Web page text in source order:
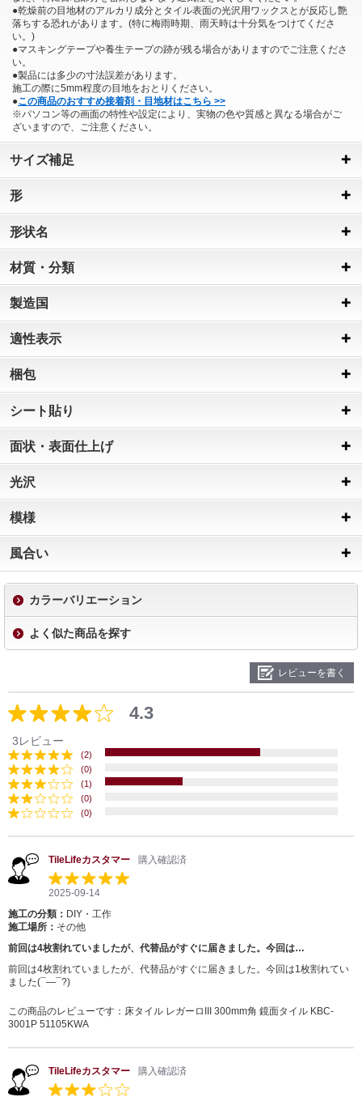
●乾燥前の目地材のアルカリ成分とタイル表面の光沢用ワックスとが反応し艶
落ちする恐れがあります。(特に梅雨時期、雨天時は十分気をつけてくださ
い。)
●マスキングテープや養生テープの跡が残る場合がありますのでご注意くださ
い。
●製品には多少の寸法誤差があります。
施工の際に5mm程度の目地をおとりください。
●この商品のおすすめ接着剤・目地材はこちら >>
※パソコン等の画面の特性や設定により、実物の色や質感と異なる場合がご
ざいますので、ご注意ください。
サイズ補足
形
形状名
材質・分類
製造国
適性表示
梱包
シート貼り
面状・表面仕上げ
光沢
模様
風合い
カラーバリエーション
よく似た商品を探す
レビューを書く
4.3
3レビュー
(2)
(0)
(1)
(0)
(0)
TileLifeカスタマー 購入確認済
2025-09-14
施工の分類： DIY・工作
施工場所： その他
前回は4枚割れていましたが、代替品がすぐに届きました。今回は…
前回は4枚割れていましたが、代替品がすぐに届きました。今回は1枚割れてい
ました(¯―¯?)
この商品のレビューです： 床タイル レガーロIII 300mm角 鏡面タイル KBC-
3001P 51105KWA
TileLifeカスタマー 購入確認済